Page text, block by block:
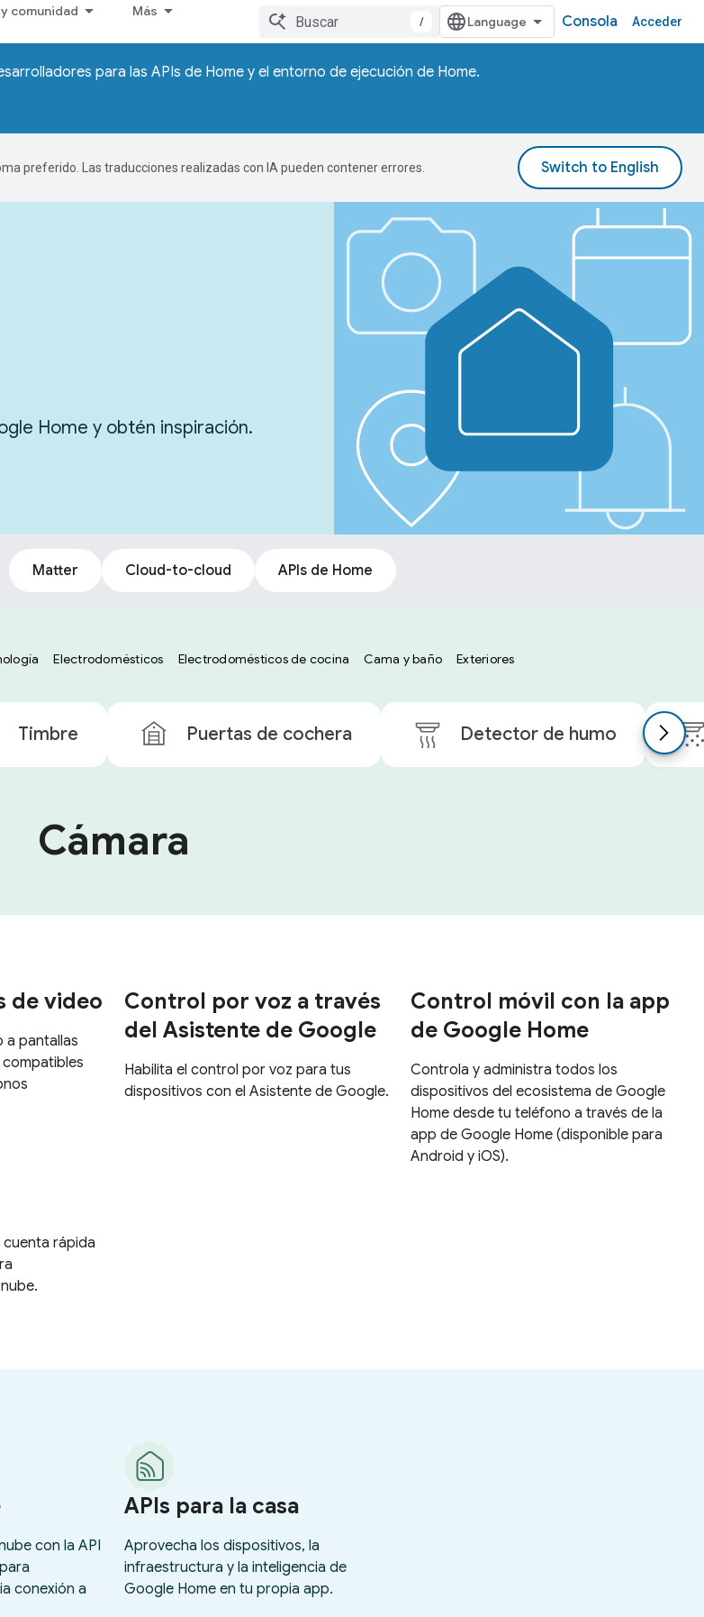
comunidad Más
/ Consola Acceder
para las APIs de Home y el entorno de ejecución de Home.
preferido. Las traducciones realizadas con IA pueden contener errores.
Home y obtén inspiración.